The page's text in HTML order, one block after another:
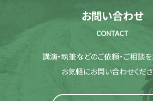
お問い合わせ
CONTACT
講演・執筆などのご依頼・ご相談を
お気軽にお問い合わせくださ